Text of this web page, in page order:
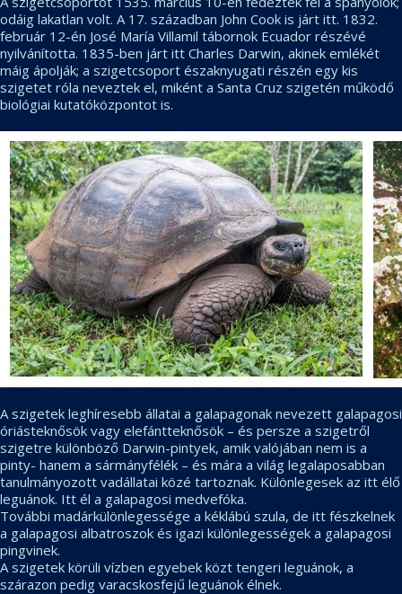
odáig lakatlan volt. A 17. században John Cook is járt itt. 1832.
február 12-én José María Villamil tábornok Ecuador részévé
nyilvánította. 1835-ben járt itt Charles Darwin, akinek emlékét
máig ápolják; a szigetcsoport északnyugati részén egy kis
szigetet róla neveztek el, miként a Santa Cruz szigetén működő
biológiai kutatóközpontot is.
A szigetek leghíresebb állatai a galapagonak nevezett galapagosi
óriásteknősök vagy elefántteknősök – és persze a szigetről
szigetre különböző Darwin-pintyek, amik valójában nem is a
pinty- hanem a sármányfélék – és mára a világ legalaposabban
tanulmányozott vadállatai közé tartoznak. Különlegesek az itt élő
leguánok. Itt él a galapagosi medvefóka.
További madárkülönlegessége a kéklábú szula, de itt fészkelnek
a galapagosi albatroszok és igazi különlegességek a galapagosi
pingvinek.
A szigetek körüli vízben egyebek közt tengeri leguánok, a
szárazon pedig varacskosfejű leguánok élnek.